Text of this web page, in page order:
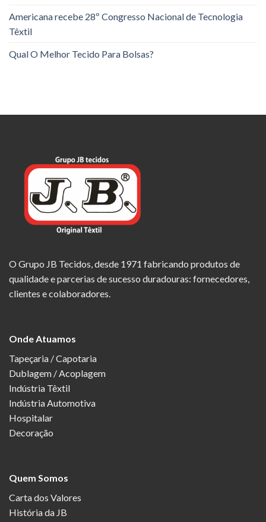
Americana recebe 28º Congresso Nacional de Tecnologia
Têxtil
Qual O Melhor Tecido Para Bolsas?
O Grupo JB Tecidos, desde 1971 fabricando produtos de
qualidade e parcerias de sucesso duradouras: fornecedores,
clientes e colaboradores.
Onde Atuamos
Tapeçaria / Capotaria
Dublagem / Acoplagem
Indústria Têxtil
Indústria Automotiva
Hospitalar
Decoração
Quem Somos
Carta dos Valores
História da JB